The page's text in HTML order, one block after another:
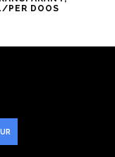
PER DOOS